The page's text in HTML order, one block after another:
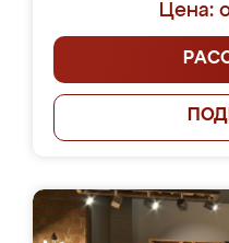
Цена: